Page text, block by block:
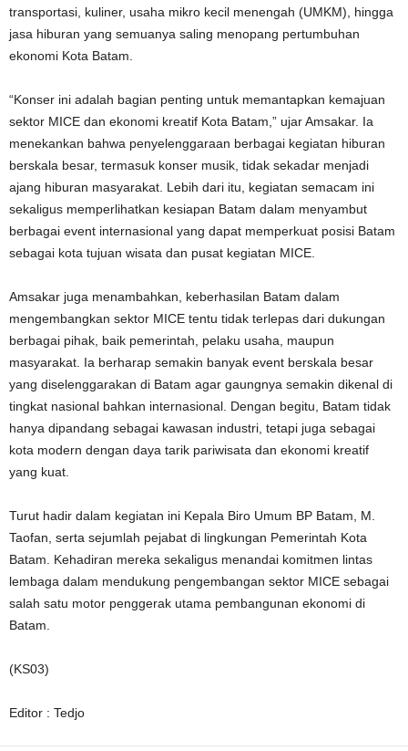
transportasi, kuliner, usaha mikro kecil menengah (UMKM), hingga
jasa hiburan yang semuanya saling menopang pertumbuhan
ekonomi Kota Batam.
“Konser ini adalah bagian penting untuk memantapkan kemajuan
sektor MICE dan ekonomi kreatif Kota Batam,” ujar Amsakar. Ia
menekankan bahwa penyelenggaraan berbagai kegiatan hiburan
berskala besar, termasuk konser musik, tidak sekadar menjadi
ajang hiburan masyarakat. Lebih dari itu, kegiatan semacam ini
sekaligus memperlihatkan kesiapan Batam dalam menyambut
berbagai event internasional yang dapat memperkuat posisi Batam
sebagai kota tujuan wisata dan pusat kegiatan MICE.
Amsakar juga menambahkan, keberhasilan Batam dalam
mengembangkan sektor MICE tentu tidak terlepas dari dukungan
berbagai pihak, baik pemerintah, pelaku usaha, maupun
masyarakat. Ia berharap semakin banyak event berskala besar
yang diselenggarakan di Batam agar gaungnya semakin dikenal di
tingkat nasional bahkan internasional. Dengan begitu, Batam tidak
hanya dipandang sebagai kawasan industri, tetapi juga sebagai
kota modern dengan daya tarik pariwisata dan ekonomi kreatif
yang kuat.
Turut hadir dalam kegiatan ini Kepala Biro Umum BP Batam, M.
Taofan, serta sejumlah pejabat di lingkungan Pemerintah Kota
Batam. Kehadiran mereka sekaligus menandai komitmen lintas
lembaga dalam mendukung pengembangan sektor MICE sebagai
salah satu motor penggerak utama pembangunan ekonomi di
Batam.
(KS03)
Editor : Tedjo